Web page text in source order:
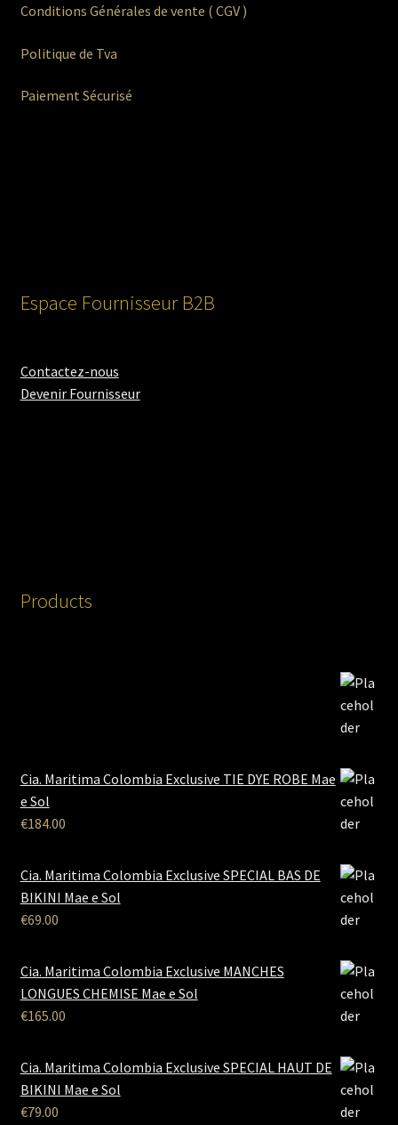
Conditions Générales de vente ( CGV )
Politique de Tva
Paiement Sécurisé
Espace Fournisseur B2B
Contactez-nous
Devenir Fournisseur
Products
Cia. Maritima Colombia Exclusive TIE DYE ROBE Mae
e Sol
€184.00
Cia. Maritima Colombia Exclusive SPECIAL BAS DE
BIKINI Mae e Sol
€69.00
Cia. Maritima Colombia Exclusive MANCHES
LONGUES CHEMISE Mae e Sol
€165.00
Cia. Maritima Colombia Exclusive SPECIAL HAUT DE
BIKINI Mae e Sol
€79.00